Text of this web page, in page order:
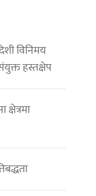
विनिमय
हस्तक्षेप